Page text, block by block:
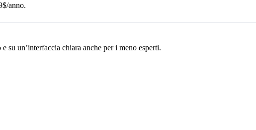
anno.
un’interfaccia chiara anche per i meno esperti.